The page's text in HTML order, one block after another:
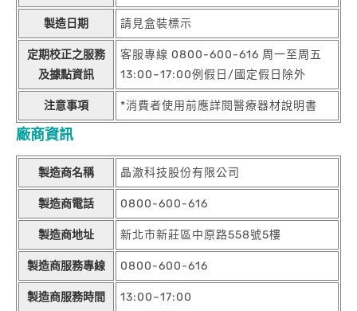
製造日期 請見盒裝標示
定期校正之服務
及據點資訊
客服專線 0800-600-616 周一至周五
13:00~17:00例假日/國定假日除外
注意事項 *消費者使用前應詳閱醫療器材說明書
廠商資訊
製造商名稱 晶澈科技股份有限公司
製造商電話 0800-600-616
製造商地址 新北市新莊區中原路558號5樓
製造商服務專線 0800-600-616
製造商服務時間 13:00~17:00